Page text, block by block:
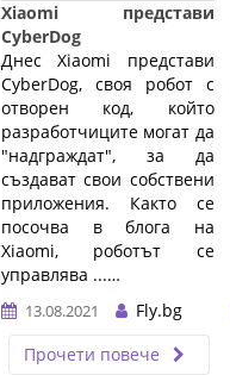
Xiaomi представи
CyberDog
Днес Xiaomi представи
CyberDog, своя робот с
отворен код, който
разработчиците могат да
"надграждат", за да
създават свои собствени
приложения. Както се
посочва в блога на
Xiaomi, роботът се
управлява ...…
13.08.2021
Fly.bg
Прочети повече